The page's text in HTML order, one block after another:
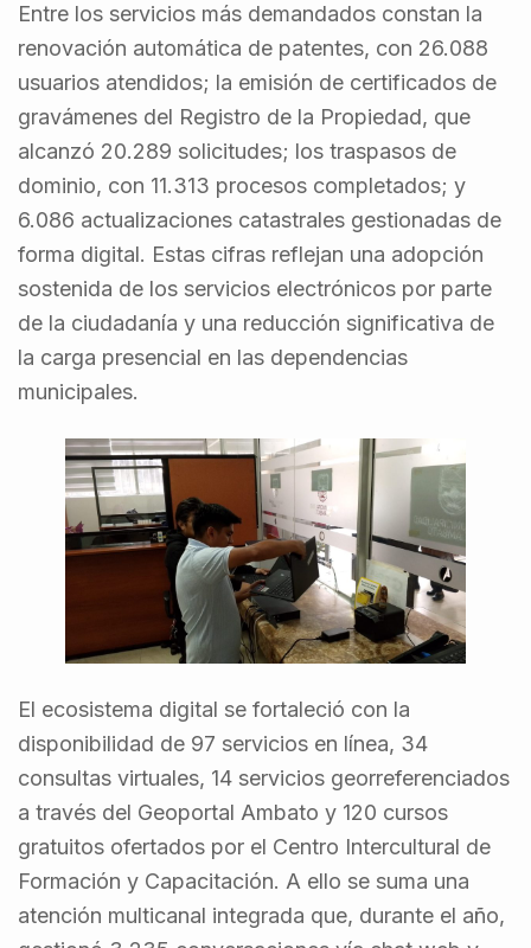
Entre los servicios más demandados constan la
renovación automática de patentes, con 26.088
usuarios atendidos; la emisión de certificados de
gravámenes del Registro de la Propiedad, que
alcanzó 20.289 solicitudes; los traspasos de
dominio, con 11.313 procesos completados; y
6.086 actualizaciones catastrales gestionadas de
forma digital. Estas cifras reflejan una adopción
sostenida de los servicios electrónicos por parte
de la ciudadanía y una reducción significativa de
la carga presencial en las dependencias
municipales.
El ecosistema digital se fortaleció con la
disponibilidad de 97 servicios en línea, 34
consultas virtuales, 14 servicios georreferenciados
a través del Geoportal Ambato y 120 cursos
gratuitos ofertados por el Centro Intercultural de
Formación y Capacitación. A ello se suma una
atención multicanal integrada que, durante el año,